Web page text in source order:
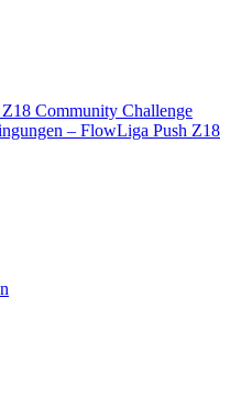
Community Challenge
– FlowLiga Push Z18